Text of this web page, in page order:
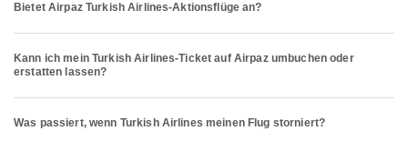
Bietet Airpaz Turkish Airlines-Aktionsflüge an?
Kann ich mein Turkish Airlines-Ticket auf Airpaz umbuchen oder
erstatten lassen?
Was passiert, wenn Turkish Airlines meinen Flug storniert?